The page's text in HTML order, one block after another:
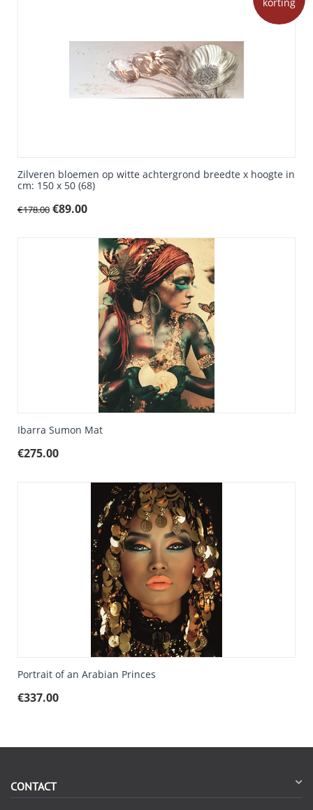
Zilveren bloemen op witte achtergrond breedte x hoogte in
cm: 150 x 50 (68)
€178.00 €89.00
Ibarra Sumon Mat
€275.00
Portrait of an Arabian Princes
€337.00
CONTACT